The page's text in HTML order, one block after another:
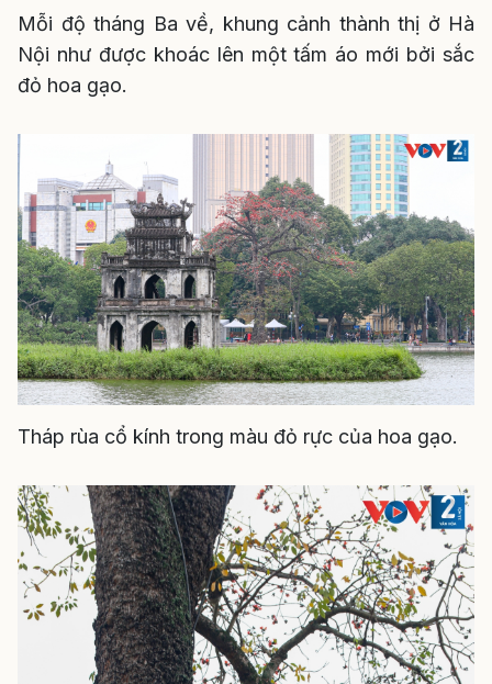
Mỗi độ tháng Ba về, khung cảnh thành thị ở Hà
Nội như được khoác lên một tấm áo mới bởi sắc
đỏ hoa gạo.
Tháp rùa cổ kính trong màu đỏ rực của hoa gạo.